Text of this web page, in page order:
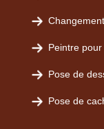
Peintre
Pose de
Pose de